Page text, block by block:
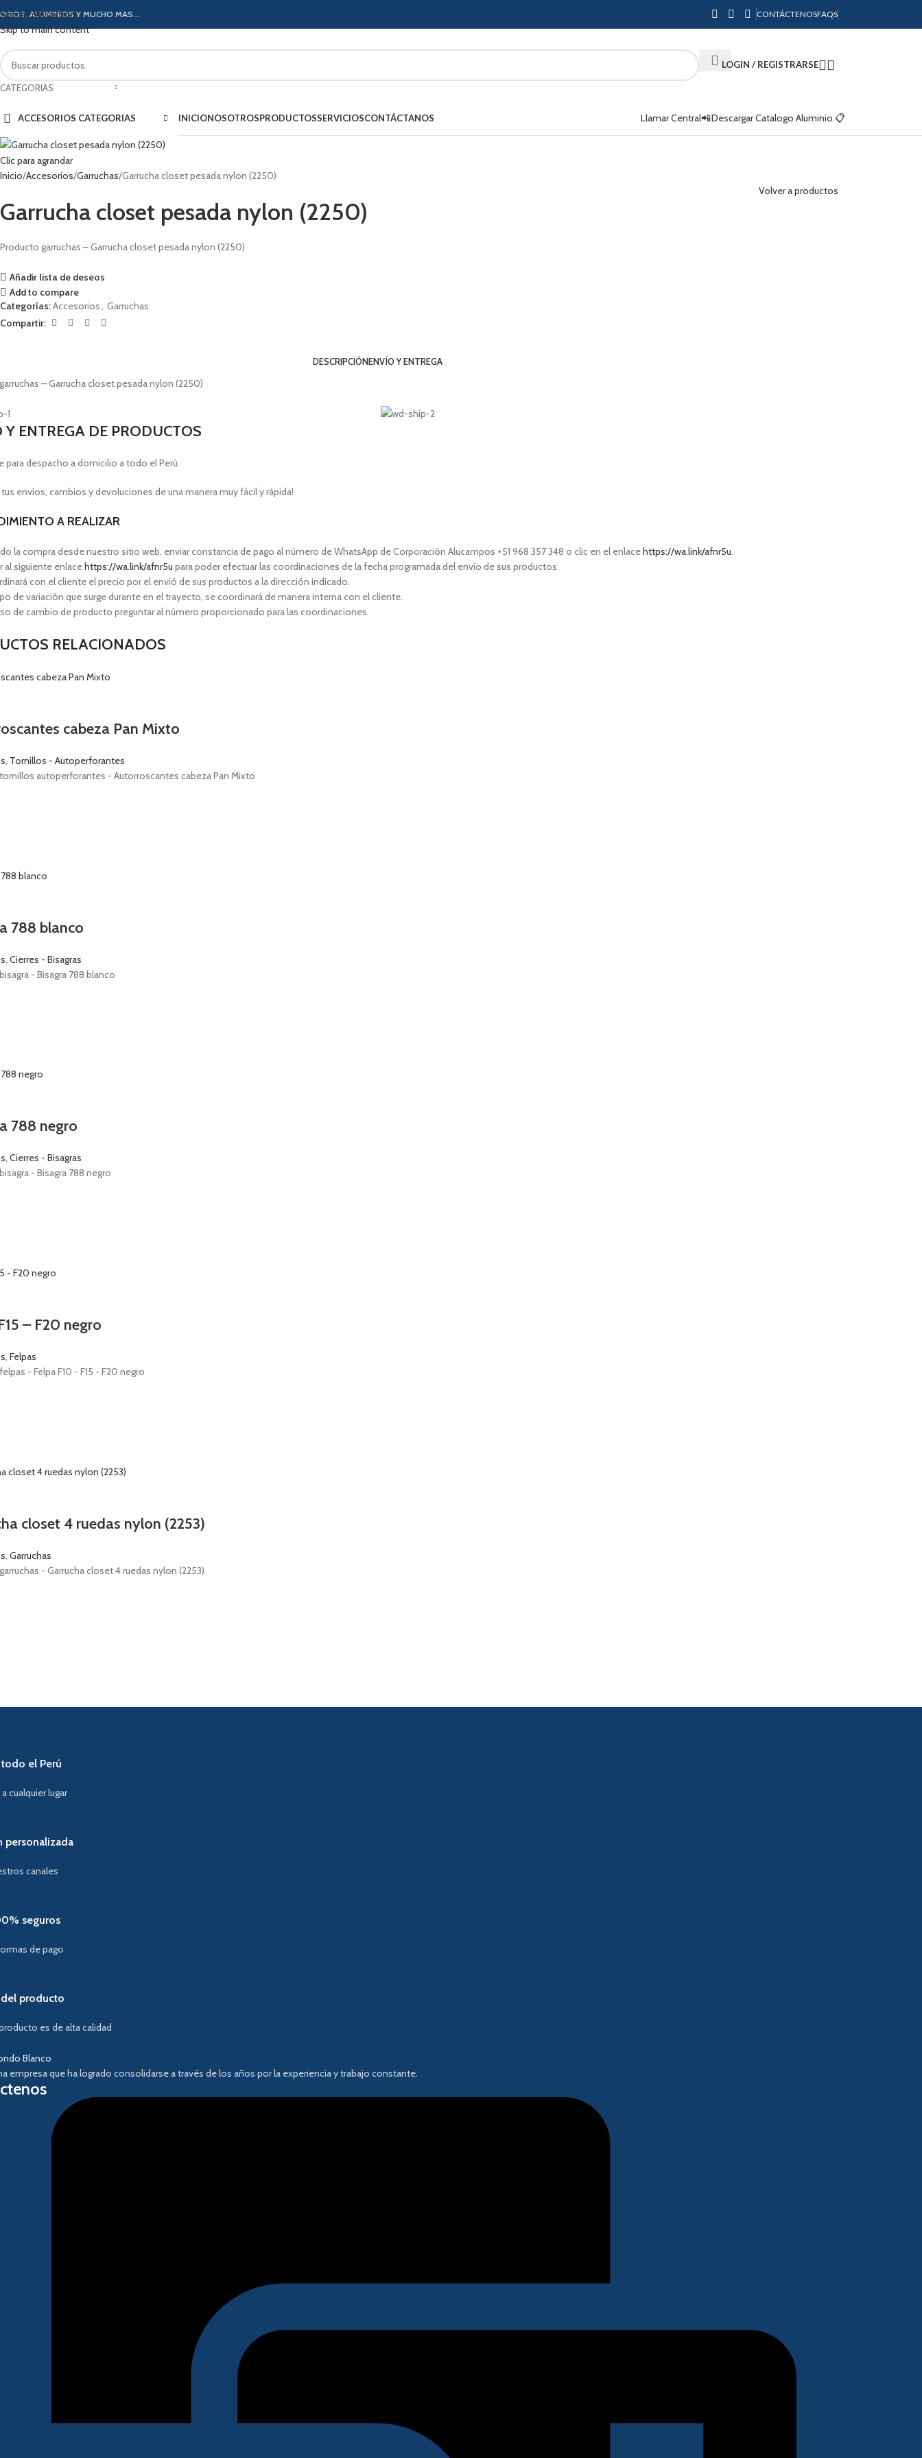
Skip to navigation
Skip to main content
ALUMINIOS Y MUCHO MAS... CONTÁCTENOSFAQS
CATEGORIAS
LOGIN / REGISTRARSE
ACCESORIOS CATEGORIAS INICIONOSOTROSPRODUCTOSSERVICIOSCONTÁCTANOS Llamar Central📲Descargar Catalogo Aluminio 📋
Clic para agrandar
Inicio Accesorios Garruchas Garrucha closet pesada nylon (2250)
Volver a productos
Garrucha closet pesada nylon (2250)
Producto garruchas – Garrucha closet pesada nylon (2250)
Añadir lista de deseos
Add to compare
Categorías:Accesorios, Garruchas
Compartir:
DESCRIPCIÓNENVÍO Y ENTREGA
– Garrucha closet pesada nylon (2250)
Y ENTREGA DE PRODUCTOS
para despacho a domicilio a todo el Perú.
tus envíos, cambios y devoluciones de una manera muy fácil y rápida!
A REALIZAR
la compra desde nuestro sitio web, enviar constancia de pago al número de WhatsApp de Corporación Alucampos +51 968 357 348 o clic en el enlacehttps://wa.link/afnr5u.
al siguiente enlacehttps://wa.link/afnr5u para poder efectuar las coordinaciones de la fecha programada del envío de sus productos.
con el cliente el precio por el envió de sus productos a la dirección indicado.
de variación que surge durante en el trayecto, se coordinará de manera interna con el cliente.
de cambio de producto preguntar al número proporcionado para las coordinaciones.
RELACIONADOS
cabeza Pan Mixto
, Tornillos - Autoperforantes
autoperforantes - Autorroscantes cabeza Pan Mixto
788 blanco
,Cierres - Bisagras
- Bisagra 788 blanco
788 negro
,Cierres - Bisagras
- Bisagra 788 negro
– F20 negro
,Felpas
- Felpa F10 - F15 - F20 negro
closet 4 ruedas nylon (2253)
,Garruchas
- Garrucha closet 4 ruedas nylon (2253)
el Perú
cualquier lugar
personalizada
canales
seguros
de pago
del producto
es de alta calidad
empresa que ha logrado consolidarse a través de los años por la experiencia y trabajo constante.